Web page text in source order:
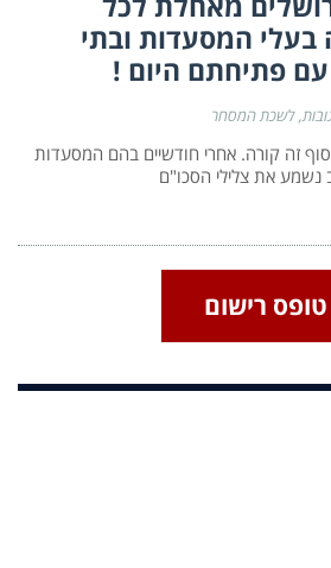
בעלי המסעדות ובתי
פתיחתם היום !
לשכת המסחר
27.5.20) סוף סוף זה קורה. אחרי חודשיים בהם המסעדות
נשמע את צלילי הסכו"ם
טופס רישום